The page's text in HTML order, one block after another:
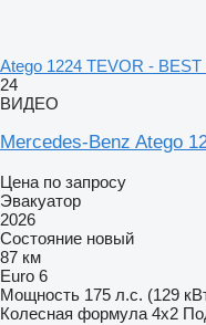
Atego 1224 TEVOR - BEST
24
ВИДЕО
Mercedes-Benz Atego
Цена по запросу
Эвакуатор
2026
Состояние новый
87 км
Euro 6
Мощность 175 л.с. (129
Колесная формула 4x2